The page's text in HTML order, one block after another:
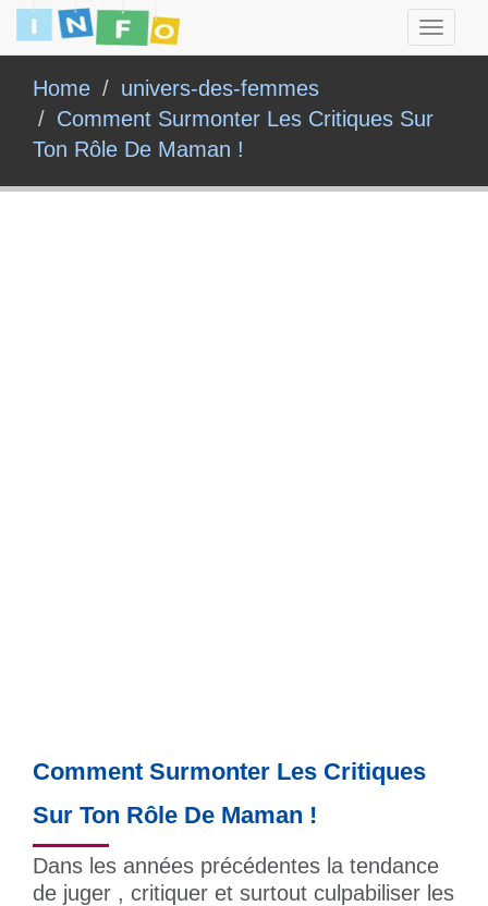
Toggle
Home
univers-des-femmes
Comment Surmonter Les Critiques Sur
Ton Rôle De Maman !
Comment Surmonter Les Critiques
Sur Ton Rôle De Maman !
Dans les années précédentes la tendance
de juger , critiquer et surtout culpabiliser les